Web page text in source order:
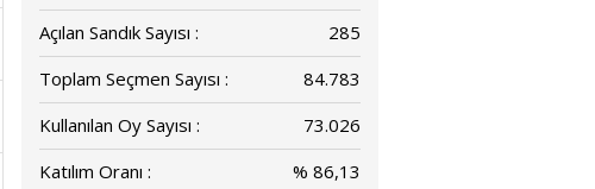
Açılan Sandık Sayısı :
285
Toplam Seçmen Sayısı :
84.783
Kullanılan Oy Sayısı :
73.026
Katılım Oranı :
% 86,13